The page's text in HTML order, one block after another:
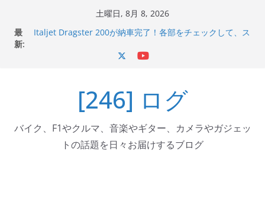
土曜日, 8月 8, 2026
最
新:
Italjet Dragster 200のフロントISSサスの動きが判ったら
コーナリングが楽しくなった
マホホルダー付けて、ガラスコーティング行って来た
岩手県奥州市へのふるさと納税で KGR HARMONY 南部鉄
器エフェクターが返礼品でもらえる！
[246] ログ
バイク、F1やクルマ、音楽やギター、カメラやガジェッ
トの話題を日々お届けするブログ